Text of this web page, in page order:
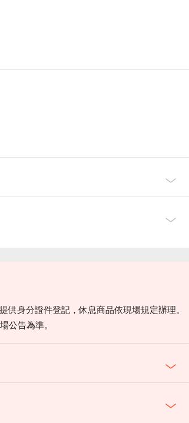
身分證件登記，休息商品依現場規定辦理。
公告為準。